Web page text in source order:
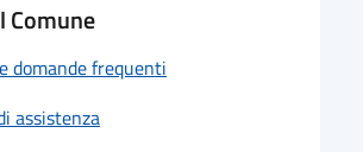
Comune
domande frequenti
assistenza